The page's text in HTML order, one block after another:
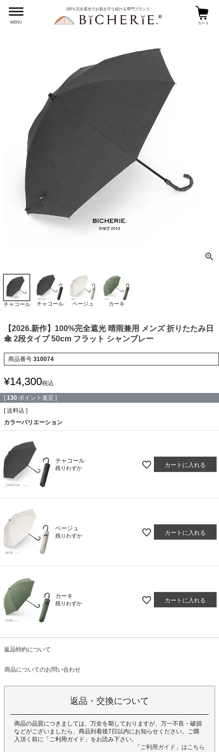
MENU
100％完全遮光でお肌を守り続ける専門ブランド
カート
チャコール チャコール ベージュ カーキ
【2026.新作】100%完全遮光 晴雨兼用 メンズ 折りたたみ日
傘 2段タイプ 50cm フラット シャンブレー
商品番号 310074
¥14,300税込
[ 130 ポイント進呈 ]
送料込
カラーバリエーション
チャコール
残りわずか カートに入れる
ベージュ
残りわずか カートに入れる
カーキ
残りわずか カートに入れる
返品特約について
商品についてのお問い合わせ
返品・交換について
商品の品質につきましては、万全を期しておりますが、万一不良・破損
などがございましたら、商品到着後7日以内にお知らせください。ご購
入頂く前に「ご利用ガイド」をお読み下さい。
「ご利用ガイド」はこちら